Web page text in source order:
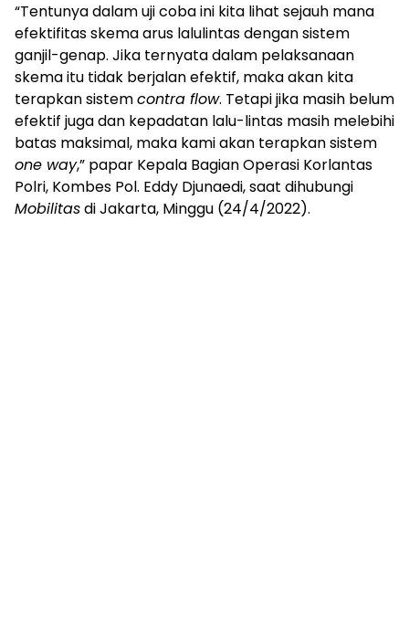
“Tentunya dalam uji coba ini kita lihat sejauh mana
efektifitas skema arus lalulintas dengan sistem
ganjil-genap. Jika ternyata dalam pelaksanaan
skema itu tidak berjalan efektif, maka akan kita
terapkan sistemcontra flow. Tetapi jika masih belum
efektif juga dan kepadatan lalu-lintas masih melebihi
batas maksimal, maka kami akan terapkan sistem
one way,” papar Kepala Bagian Operasi Korlantas
Polri, Kombes Pol. Eddy Djunaedi, saat dihubungi
Mobilitasdi Jakarta, Minggu (24/4/2022).